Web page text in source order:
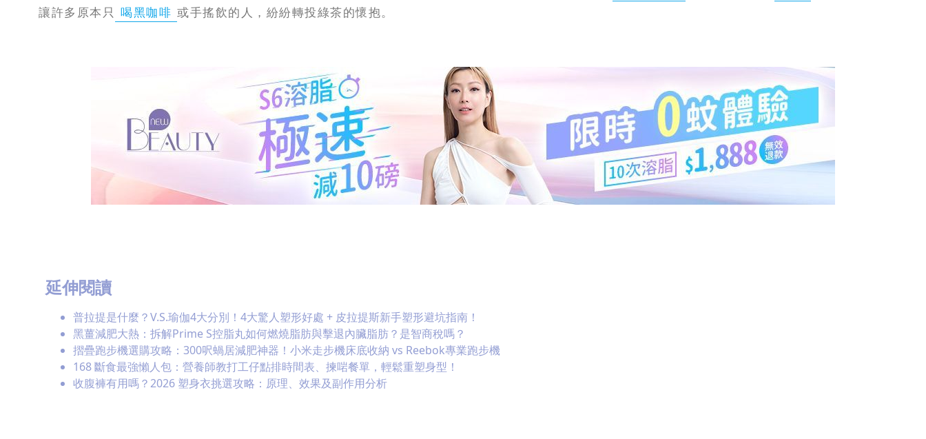
讓許多原本只 喝黑咖啡 或手搖飲的人，紛紛轉投綠茶的懷抱。
延伸閱讀
普拉提是什麼？V.S.瑜伽4大分別！4大驚人塑形好處 + 皮拉提斯新手塑形避坑指南！
黑薑減肥大熱：拆解Prime S控脂丸如何燃燒脂肪與擊退內臟脂肪？是智商稅嗎？
摺疊跑步機選購攻略：300呎蝸居減肥神器！小米走步機床底收納 vs Reebok專業跑步機
168 斷食最強懶人包：營養師教打工仔點排時間表、揀啱餐單，輕鬆重塑身型！
收腹褲有用嗎？2026 塑身衣挑選攻略：原理、效果及副作用分析